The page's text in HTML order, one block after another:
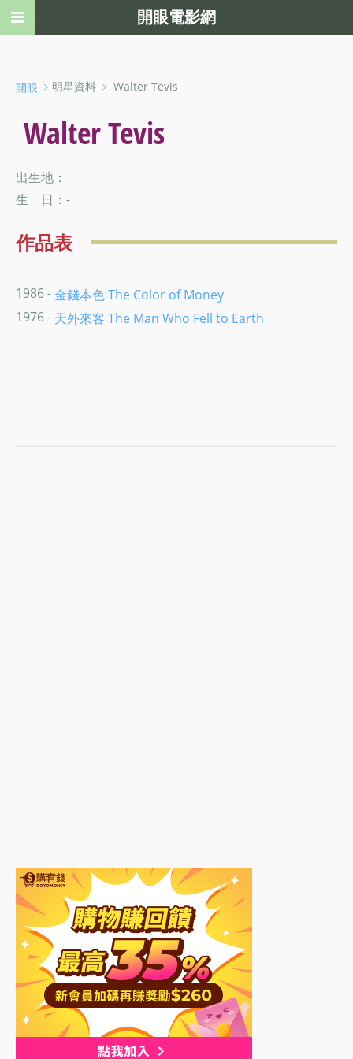
開眼 ﹥明星資料 ﹥ Walter Tevis
Walter Tevis
出生地：
生 日：-
作品表
1986 -金錢本色 The Color of Money
1976 - 天外來客 The Man Who Fell to Earth
開眼電影網